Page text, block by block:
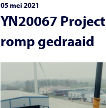
05 mei 2021
YN20067
romp gedraaid